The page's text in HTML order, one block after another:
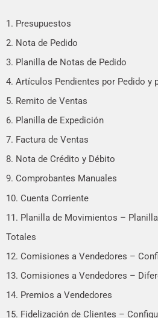
1. Presupuestos
2. Nota de Pedido
3. Planilla de Notas de Pedido
4. Artículos Pendientes por Pedido y
5. Remito de Ventas
6. Planilla de Expedición
7. Factura de Ventas
8. Nota de Crédito y Débito
9. Comprobantes Manuales
10. Cuenta Corriente
11. Planilla de Movimientos –
Totales
12. Comisiones a Vendedores –
13. Comisiones a Vendedores –
14. Premios a Vendedores
15. Fidelización de Clientes –